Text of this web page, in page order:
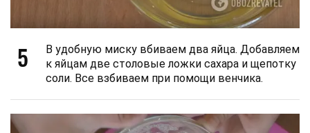
5
В удобную миску вбиваем два яйца. Добавляем
к яйцам две столовые ложки сахара и щепотку
соли. Все взбиваем при помощи венчика.